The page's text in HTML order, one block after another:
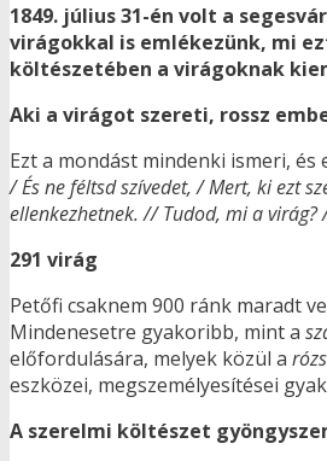
1849. július 31-én volt a
virágokkal is emlékezünk, mi
költészetében a virágoknak
Aki a virágot szereti, rossz
Ezt a mondást mindenki ismeri,
/ És ne féltsd szívedet, / Mert, ki ezt
ellenkezhetnek. // Tudod, mi a
291 virág
Petőfi csaknem 900 ránk maradt
Mindenesetre gyakoribb, mint a
előfordulására, melyek közül a
eszközei, megszemélyesítései
A szerelmi költészet